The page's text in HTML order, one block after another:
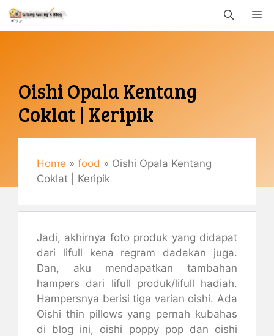
Langsung
Oishi Opala Kentang
Coklat | Keripik
Gemaulani
Home » food » Oishi Opala Kentang
Coklat | Keripik
Jadi, akhirnya foto produk yang didapat
dari lifull kena regram dadakan juga.
Dan, aku mendapatkan tambahan
hampers dari lifull produk/lifull hadiah.
Hampersnya berisi tiga varian oishi. Ada
Oishi thin pillows yang pernah kubahas
di blog ini, oishi poppy pop dan oishi